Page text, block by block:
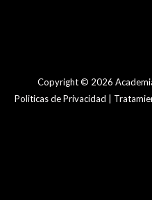
Copyright © 2026
Politicas de Privacidad |